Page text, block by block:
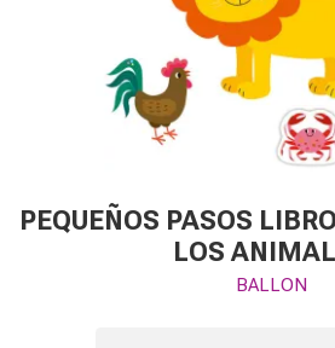
PEQUEÑOS PASOS
LOS
BALLON